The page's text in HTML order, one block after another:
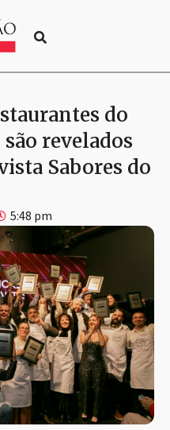
do
revelados
Sabores do
5:48 pm